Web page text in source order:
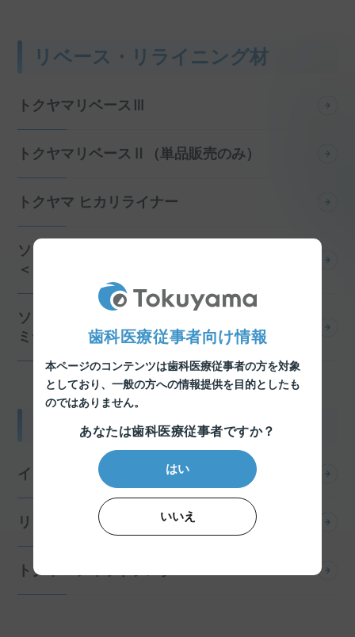
リベース・リライニング材
トクヤマリベースⅢ
トクヤマリベースⅡ（単品販売のみ）
トクヤマ ヒカリライナー
ソフリライナータフ
＜ミディアム＞
ソフリライナー
ミディアムソフト
印象材
インプリンシス レギュラーチューブ セット
リアルバイト
トクヤマフィットテスター
歯科医療従事者向け情報
本ページのコンテンツは歯科医療従事者の方を対象
としており、 一般の方への情報提供を目的としたも
のではありません。
あなたは歯科医療従事者ですか？
はい
いいえ